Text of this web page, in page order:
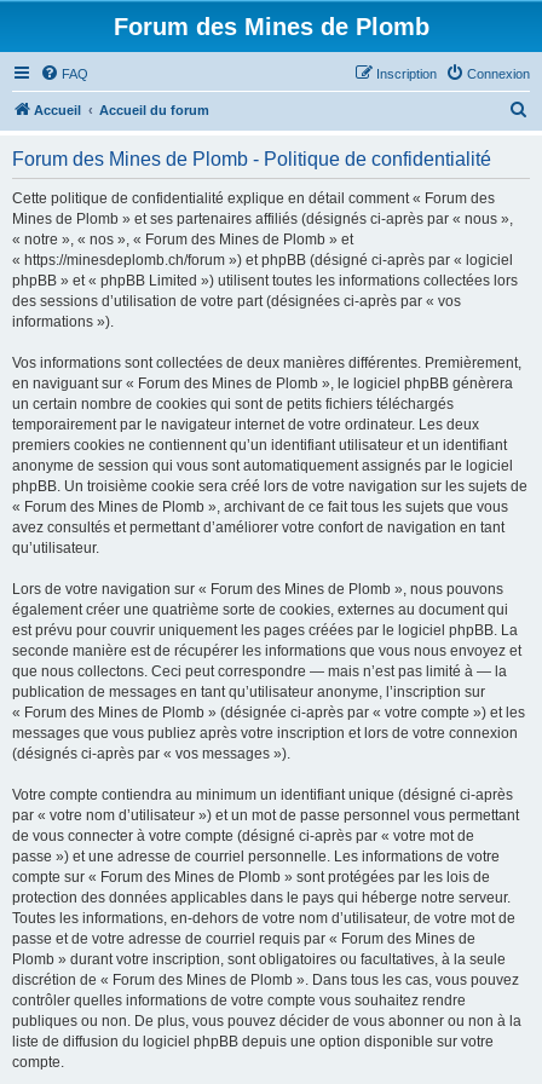
Forum des Mines de Plomb
FAQ Connexion
Inscription
Accueil Accueil du forum
Forum des Mines de Plomb - Politique de confidentialité
Cette politique de confidentialité explique en détail comment « Forum des
Mines de Plomb » et ses partenaires affiliés (désignés ci-après par « nous »,
« notre », « nos », « Forum des Mines de Plomb » et
« https://minesdeplomb.ch/forum ») et phpBB (désigné ci-après par « logiciel
phpBB » et « phpBB Limited ») utilisent toutes les informations collectées lors
des sessions d’utilisation de votre part (désignées ci-après par « vos
informations »).
Vos informations sont collectées de deux manières différentes. Premièrement,
en naviguant sur « Forum des Mines de Plomb », le logiciel phpBB génèrera
un certain nombre de cookies qui sont de petits fichiers téléchargés
temporairement par le navigateur internet de votre ordinateur. Les deux
premiers cookies ne contiennent qu’un identifiant utilisateur et un identifiant
anonyme de session qui vous sont automatiquement assignés par le logiciel
phpBB. Un troisième cookie sera créé lors de votre navigation sur les sujets de
« Forum des Mines de Plomb », archivant de ce fait tous les sujets que vous
avez consultés et permettant d’améliorer votre confort de navigation en tant
qu’utilisateur.
Lors de votre navigation sur « Forum des Mines de Plomb », nous pouvons
également créer une quatrième sorte de cookies, externes au document qui
est prévu pour couvrir uniquement les pages créées par le logiciel phpBB. La
seconde manière est de récupérer les informations que vous nous envoyez et
que nous collectons. Ceci peut correspondre — mais n’est pas limité à — la
publication de messages en tant qu’utilisateur anonyme, l’inscription sur
« Forum des Mines de Plomb » (désignée ci-après par « votre compte ») et les
messages que vous publiez après votre inscription et lors de votre connexion
(désignés ci-après par « vos messages »).
Votre compte contiendra au minimum un identifiant unique (désigné ci-après
par « votre nom d’utilisateur ») et un mot de passe personnel vous permettant
de vous connecter à votre compte (désigné ci-après par « votre mot de
passe ») et une adresse de courriel personnelle. Les informations de votre
compte sur « Forum des Mines de Plomb » sont protégées par les lois de
protection des données applicables dans le pays qui héberge notre serveur.
Toutes les informations, en-dehors de votre nom d’utilisateur, de votre mot de
passe et de votre adresse de courriel requis par « Forum des Mines de
Plomb » durant votre inscription, sont obligatoires ou facultatives, à la seule
discrétion de « Forum des Mines de Plomb ». Dans tous les cas, vous pouvez
contrôler quelles informations de votre compte vous souhaitez rendre
publiques ou non. De plus, vous pouvez décider de vous abonner ou non à la
liste de diffusion du logiciel phpBB depuis une option disponible sur votre
compte.